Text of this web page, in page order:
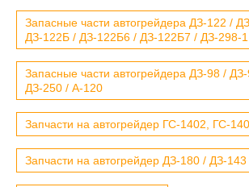
Запасные части автогрейдера ДЗ-122 /
ДЗ-122Б / ДЗ-122Б6 / ДЗ-122Б7 / ДЗ-298-
Запасные части автогрейдера ДЗ-98 /
ДЗ-250 / А-120
Запчасти на автогрейдер ГС-1402, ГС-
Запчасти на автогрейдер ДЗ-180 / ДЗ-143